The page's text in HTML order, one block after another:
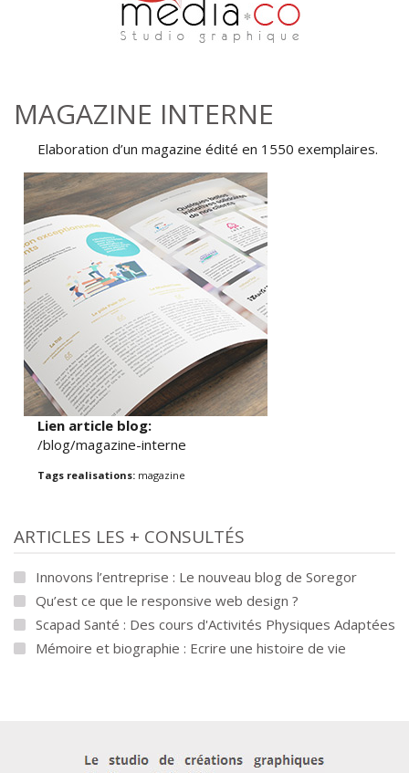
Aller au contenu principal
MAGAZINE INTERNE
Elaboration d’un magazine édité en 1550 exemplaires.
Lien article blog:
/blog/magazine-interne
Tags realisations: magazine
ARTICLES LES + CONSULTÉS
Innovons l’entreprise : Le nouveau blog de Soregor
Qu’est ce que le responsive web design ?
Scapad Santé : Des cours d'Activités Physiques Adaptées
Mémoire et biographie : Ecrire une histoire de vie